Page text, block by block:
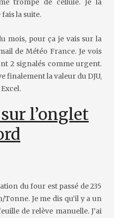
trompe de cellule. Je la
la suite.
mois, pour ça je vais sur la
de Météo France. Je vois
2 signalés comme urgent.
finalement la valeur du DJU,
l’onglet
du four est passé de 235
Je me dis qu’il y a un
de relève manuelle. J’ai